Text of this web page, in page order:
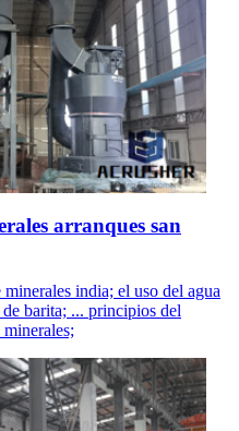
arranques san
india; el uso del agua
barita; ... principios del